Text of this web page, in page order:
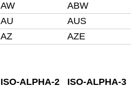
AW ABW
AU AUS
AZ AZE
ISO-ALPHA-2 ISO-ALPHA-3